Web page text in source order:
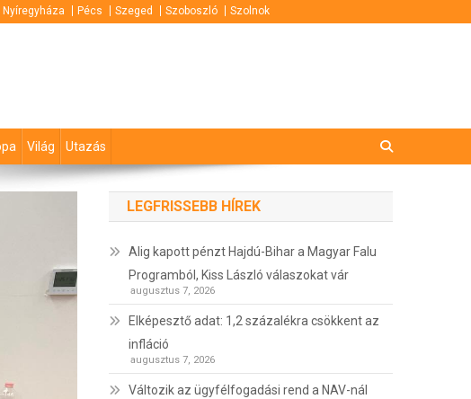
Nyíregyháza Pécs Szeged Szoboszló Szolnok
Világ Utazás
LEGFRISSEBB HÍREK
Alig kapott pénzt Hajdú-Bihar a Magyar Falu
Programból, Kiss László válaszokat vár
augusztus 7, 2026
Elképesztő adat: 1,2 százalékra csökkent az
infláció
augusztus 7, 2026
Változik az ügyfélfogadási rend a NAV-nál